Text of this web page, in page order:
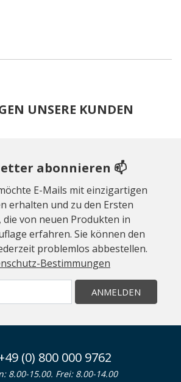
UNSERE KUNDEN
abonnieren 📫
E-Mails mit einzigartigen
erhalten und zu den Ersten
die von neuen Produkten in
erfahren. Sie können den
problemlos abbestellen.
Bestimmungen
ANMELDEN
(0) 800 000 9762
8.00-15.00. Frei: 8.00-14.00